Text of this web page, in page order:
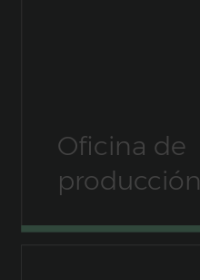
Oficina de
producción